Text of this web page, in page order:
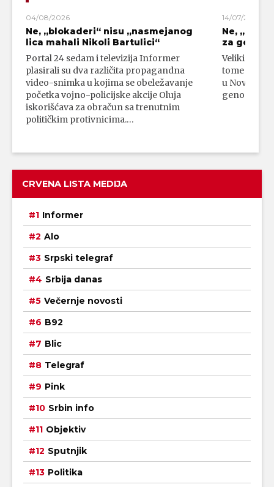
04/08/2026
Ne, „blokaderi“ nisu „nasmejanog
lica mahali Nikoli Bartulici“
Portal 24 sedam i televizija Informer
plasirali su dva različita propagandna
video-snimka u kojima se obeležavanje
početka vojno-policijske akcije Oluja
iskorišćava za obračun sa trenutnim
političkim protivnicima.…
14/07/2026
Ne,
za
Veliki broj
tome da su
u Novom
genocidni
CRVENA LISTA MEDIJA
Informer
Alo
Srpski telegraf
Srbija danas
Večernje novosti
B92
Blic
Telegraf
Pink
Srbin info
Objektiv
Sputnjik
Politika